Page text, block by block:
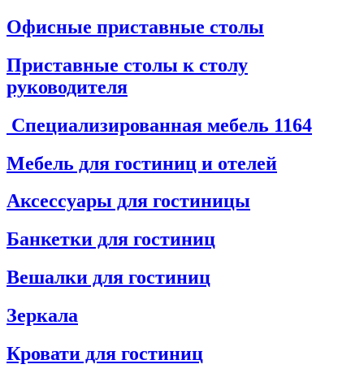
Офисные приставные столы
Приставные столы к столу
руководителя
Специализированная мебель 1164
Мебель для гостиниц и отелей
Аксессуары для гостиницы
Банкетки для гостиниц
Вешалки для гостиниц
Зеркала
Кровати для гостиниц